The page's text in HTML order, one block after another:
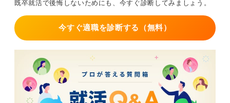
既卒就活で後悔しないためにも、今すぐ診断してみましょう。
今すぐ適職を診断する（無料）